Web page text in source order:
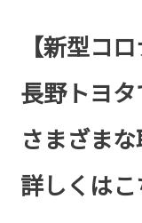
【新型コ
長野トヨタ
さまざまな
詳しくは